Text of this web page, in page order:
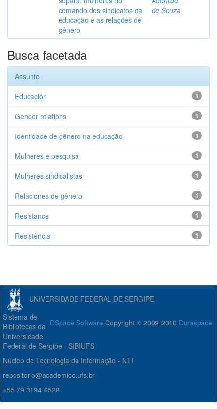
comando dos sindicatos da
educação e as relações de
gênero
de Souza
Busca facetada
Assunto
1
Educación
1
Gender relations
1
Identidade de gênero na educação
1
Mulheres e pesquisa
1
Mulheres sindicalistas
1
Relaciones de gênero
1
Resistance
1
Resistência
UNIVERSIDADE FEDERAL DE SERGIPE
DSpace Software Copyright © 2002-2010 Duraspace
Sistema de
Bibliotecas da
Universidade
Federal de Sergipe - SIBIUFS
Núcleo de Tecnologia da Informação - NTI
repositorio@academico.ufs.br
+55 79 3194-6528